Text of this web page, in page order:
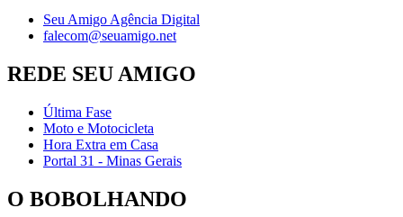
Seu Amigo Agência Digital
falecom@seuamigo.net
REDE SEU AMIGO
Última Fase
Moto e Motocicleta
Hora Extra em Casa
Portal 31 - Minas Gerais
O BOBOLHANDO